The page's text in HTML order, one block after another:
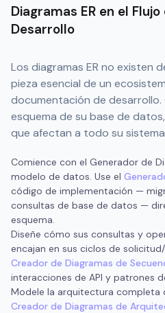
Diagramas ER en el
Desarrollo
Los diagramas ER no existen
pieza esencial de un
documentación de desarrollo.
esquema de su base de
que afectan a todo su
Comience con el Generador de
modelo de datos. Use el
código de implementación —
consultas de base de datos —
esquema.
Diseñe cómo sus consultas y
encajan en sus ciclos de
Creador de Diagramas de
interacciones de API y patrones
Modele la arquitectura completa
Creador de Diagramas de